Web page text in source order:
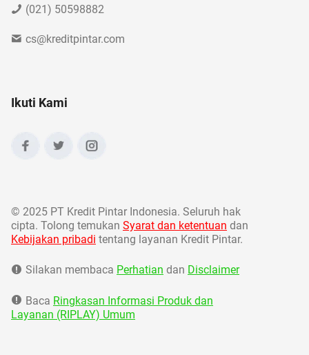
(021) 50598882
cs@kreditpintar.com
Ikuti Kami
© 2025 PT Kredit Pintar Indonesia. Seluruh hak
cipta. Tolong temukan Syarat dan ketentuan dan
Kebijakan pribadi tentang layanan Kredit Pintar.
Silakan membaca Perhatian dan Disclaimer
Baca Ringkasan Informasi Produk dan
Layanan (RIPLAY) Umum